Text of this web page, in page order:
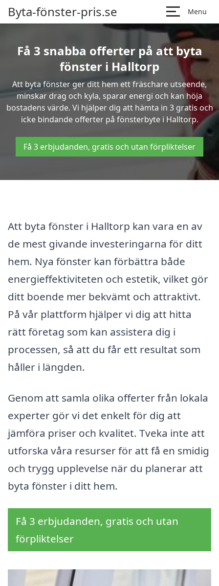
Byta-fönster-pris.se Menu
Få 3 snabba offerter på att byta
fönster i Halltorp
Att byta fönster ger ditt hem ett fräschare utseende,
minskar drag och kyla, sparar energi och kan höja
bostadens värde. Vi hjälper dig att hämta in 3 gratis och
icke bindande offerter på fönsterbyte i Halltorp.
Få 3 erbjudanden, gratis och utan förpliktelser
Att byta fönster i Halltorp kan vara en av
de mest givande investeringarna för ditt
hem. Nya fönster kan förbättra både
energieffektiviteten och estetik, vilket gör
ditt boende mer bekvämt och attraktivt.
På vår plattform hjälper vi dig att hitta
rätt företag som kan assistera dig i
processen, så att du får ett resultat som
håller i längden.
Genom att samla olika offerter från lokala
experter gör vi det enkelt för dig att
jämföra priser och kvalitet. Tveka inte att
utforska våra resurser för att få en smidig
och trygg upplevelse när du planerar att
byta fönster i ditt hem.
Få 3 erbjudanden, gratis och utan
förpliktelser